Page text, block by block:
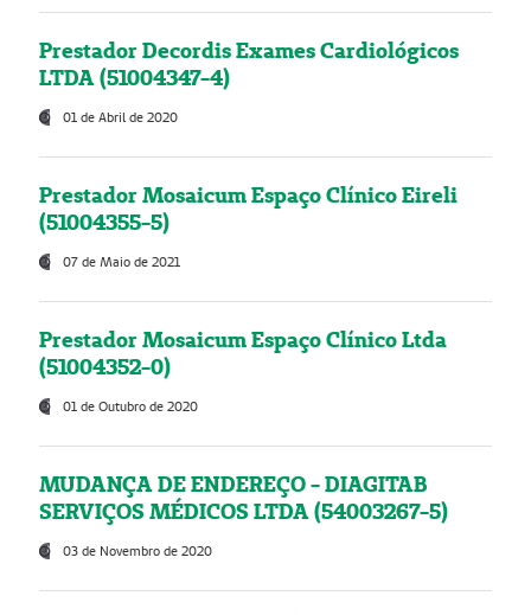
Prestador Decordis Exames Cardiológicos
LTDA (51004347-4)
01 de Abril de 2020
Prestador Mosaicum Espaço Clínico Eireli
(51004355-5)
07 de Maio de 2021
Prestador Mosaicum Espaço Clínico Ltda
(51004352-0)
01 de Outubro de 2020
MUDANÇA DE ENDEREÇO - DIAGITAB
SERVIÇOS MÉDICOS LTDA (54003267-5)
03 de Novembro de 2020